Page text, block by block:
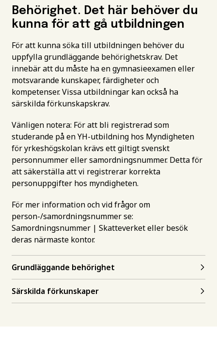
Behörighet. Det här behöver du
kunna för att gå utbildningen
För att kunna söka till utbildningen behöver du
uppfylla grundläggande behörighetskrav. Det
innebär att du måste ha en gymnasieexamen eller
motsvarande kunskaper, färdigheter och
kompetenser. Vissa utbildningar kan också ha
särskilda förkunskapskrav.
Vänligen notera: För att bli registrerad som
studerande på en YH-utbildning hos Myndigheten
för yrkeshögskolan krävs ett giltigt svenskt
personnummer eller samordningsnummer. Detta för
att säkerställa att vi registrerar korrekta
personuppgifter hos myndigheten.
För mer information och vid frågor om
person-/samordningsnummer se:
Samordningsnummer | Skatteverketeller besök
deras närmaste kontor.
Grundläggande behörighet
Särskilda förkunskaper